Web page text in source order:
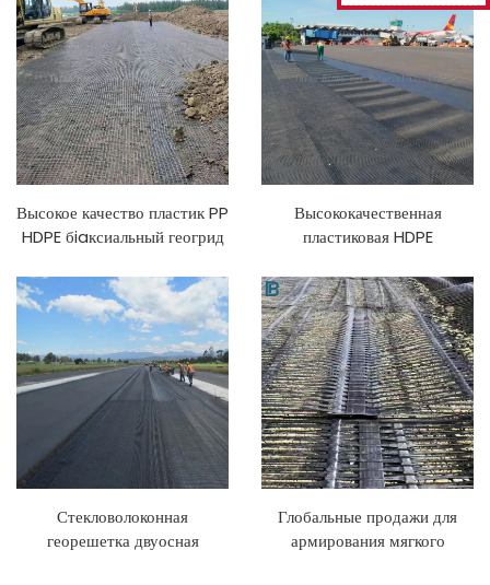
Высокое качество пластик PP
HDPE бiaксиальный геогрид
лучшая цена стекловолокно
и полиэстеровый материал,
произведенный в Китае
Высококачественная
пластиковая HDPE
георешетка для укрепления
дорог Бесплатный образец
для 40-40KN 50-50KN 80-
80KN 200-200KN покрытий
Стекловолоконная
георешетка двуосная
Глобальные продажи для
армирования мягкого